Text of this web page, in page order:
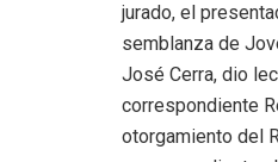
jurado, el
semblanza de
José Cerra, dio
correspondiente
otorgamiento del